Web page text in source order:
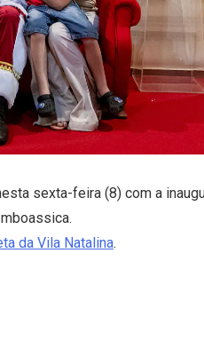
sexta-feira (8) com a
da Vila Natalina.